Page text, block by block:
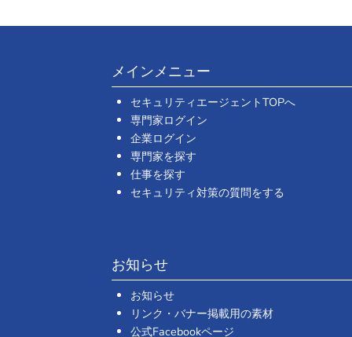
メインメニュー
セキュリティエージェントTOPへ
専門家ログイン
企業ログイン
専門家を探す
仕事を探す
セキュリティ対策の質問をする
お知らせ
お知らせ
リンク・バナー掲載用の素材
公式Facebookページ